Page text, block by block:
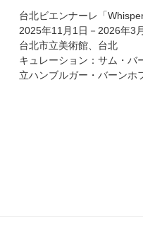
台北ビエンナーレ「
2025年11月1日－2026年3
台北市立美術館、台北
キュレーション：サム・バ
立ハンブルガー・バーンホ